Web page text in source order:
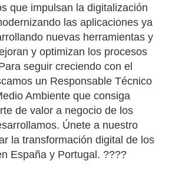
que impulsan la digitalización
las aplicaciones ya
nuevas herramientas y
y optimizan los procesos
seguir creciendo con el
un Responsable Técnico
Ambiente que consiga
de valor a negocio de los
Únete a nuestro
la transformación digital de los
España y Portugal. ????